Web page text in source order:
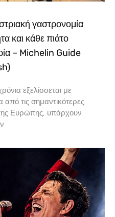
γαστρονομία
και κάθε πιάτο
– Michelin Guide
εξελίσσεται με
τις σημαντικότερες
Ευρώπης, υπάρχουν